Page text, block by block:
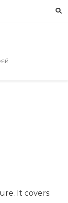
It covers